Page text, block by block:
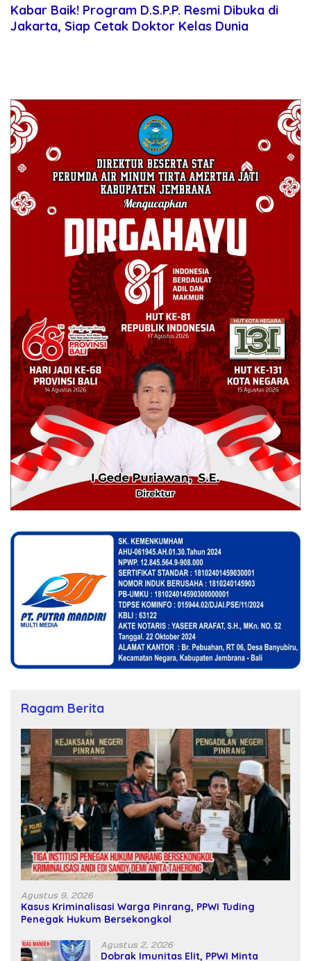
Juni 17, 2026
Kabar Baik! Program D.S.P.P. Resmi Dibuka di
Jakarta, Siap Cetak Doktor Kelas Dunia
Ragam Berita
Agustus 9, 2026
Kasus Kriminalisasi Warga Pinrang, PPWI Tuding
Penegak Hukum Bersekongkol
Agustus 2, 2026
Dobrak Imunitas Elit, PPWI Minta